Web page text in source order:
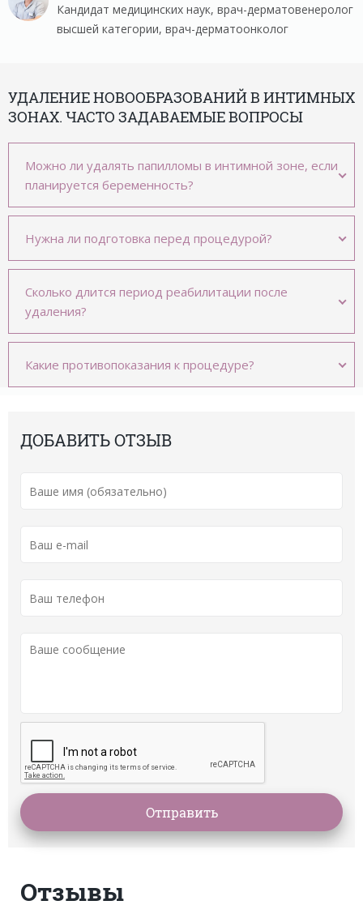
Кандидат медицинских наук, врач-дерматовенеролог
высшей категории, врач-дерматоонколог
УДАЛЕНИЕ НОВООБРАЗОВАНИЙ В ИНТИМНЫХ
ЗОНАХ. ЧАСТО ЗАДАВАЕМЫЕ ВОПРОСЫ
Можно ли удалять папилломы в интимной зоне, если
планируется беременность?
Нужна ли подготовка перед процедурой?
Сколько длится период реабилитации после
удаления?
Какие противопоказания к процедуре?
ДОБАВИТЬ ОТЗЫВ
Отзывы